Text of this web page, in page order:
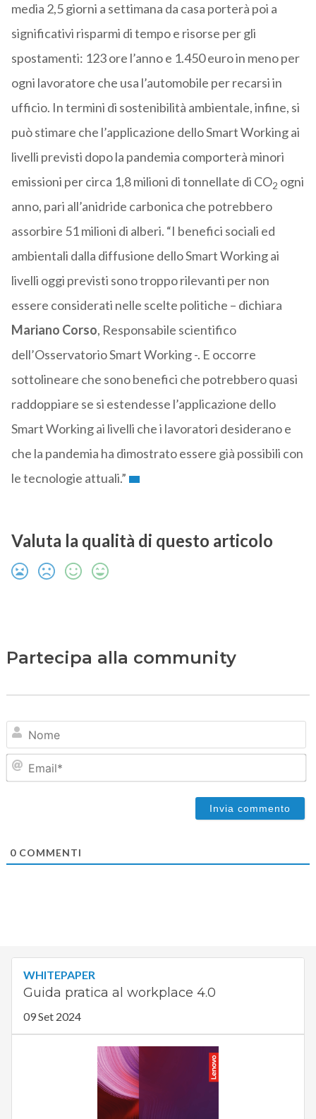
media 2,5 giorni a settimana da casa porterà poi a
significativi risparmi di tempo e risorse per gli
spostamenti: 123 ore l’anno e 1.450 euro in meno per
ogni lavoratore che usa l’automobile per recarsi in
ufficio. In termini di sostenibilità ambientale, infine, si
può stimare che l’applicazione dello Smart Working ai
livelli previsti dopo la pandemia comporterà minori
emissioni per circa 1,8 milioni di tonnellate di CO2 ogni
anno, pari all’anidride carbonica che potrebbero
assorbire 51 milioni di alberi. “I benefici sociali ed
ambientali dalla diffusione dello Smart Working ai
livelli oggi previsti sono troppo rilevanti per non
essere considerati nelle scelte politiche – dichiara
Mariano Corso, Responsabile scientifico
dell’Osservatorio Smart Working -. E occorre
sottolineare che sono benefici che potrebbero quasi
raddoppiare se si estendesse l’applicazione dello
Smart Working ai livelli che i lavoratori desiderano e
che la pandemia ha dimostrato essere già possibili con
le tecnologie attuali.”
Valuta la qualità di questo articolo
Partecipa alla community
0COMMENTI
WHITEPAPER
Guida pratica al workplace 4.0
09 Set 2024